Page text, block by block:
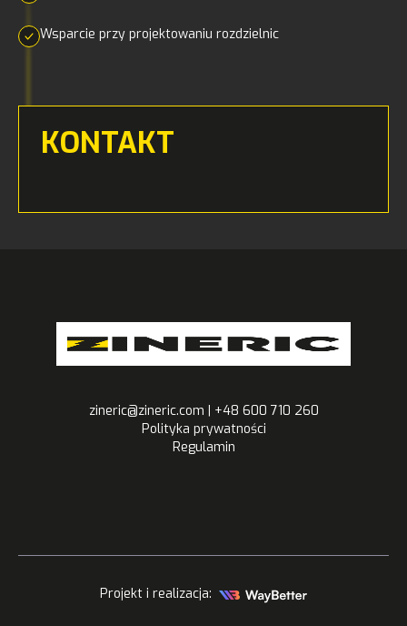
Wsparcie przy projektowaniu rozdzielnic
KONTAKT
zineric@zineric.com | +48 600 710 260
Polityka prywatności
Regulamin
Projekt i realizacja: